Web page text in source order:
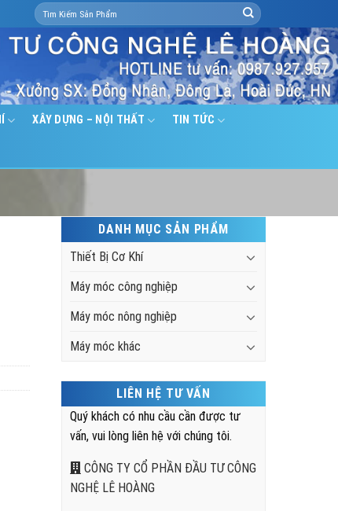
Search
for:
XÂY DỰNG – NỘI THẤT TIN TỨC
DANH MỤC SẢN PHẨM
Thiết Bị Cơ Khí
Máy móc công nghiệp
Máy móc nông nghiệp
Máy móc khác
LIÊN HỆ TƯ VẤN
Quý khách có nhu cầu cần được tư
vấn, vui lòng liên hệ với chúng tôi.
CÔNG TY CỔ PHẦN ĐẦU TƯ CÔNG
NGHỆ LÊ HOÀNG